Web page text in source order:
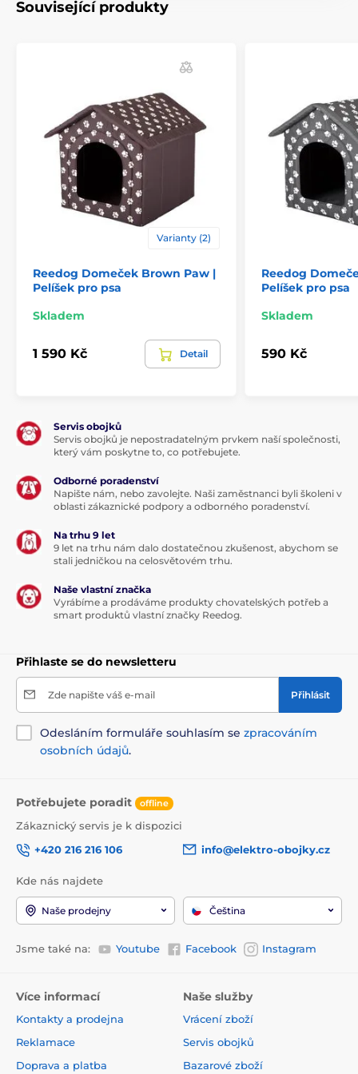
Velikost pelíšku:
Velikost domečku XS (32 x 38 x 38 cm), malá
plemena psů: výška psa do 30 cm - jorkšírský teriér,
čivava, trpasličí jezevčík
Velikost domečku S
plemena s výškou do 35 cm
Velikost domečku M
výška psa 30 - 40 cm, - bišonek, baset, brazilský
Velikost domečku L
(55 x 60 x 60 cm), střední psí
plemeno, výška psa 40 - 50 cm, - baset, kokršpaněl,
francouzský buldoček
střední plemeno, výška psa 45 - 55 cm - bearded
kolie, čau-čau, dunker, harrier, frízský ohař
australský ovčák, eurasier, francouzský ohař
Technické specifikace se mohou změnit bez
ilustrativní charakter.
Související produkty
Varianty (2)
Reedog Domeček Brown Paw |
Pelíšek pro psa
Skladem
1 590 Kč Detail
Reedog
Pelíšek pro psa
Skladem
590 Kč
Servis obojků
Servis obojků je nepostradatelným prvkem naší společnosti,
který vám poskytne to, co potřebujete.
Odborné poradenství
Napište nám, nebo zavolejte. Naši zaměstnanci byli školeni v
oblasti zákaznické podpory a odborného poradenství.
Na trhu 9 let
9 let na trhu nám dalo dostatečnou zkušenost, abychom se
stali jedničkou na celosvětovém trhu.
Naše vlastní značka
Vyrábíme a prodáváme produkty chovatelských potřeb a
smart produktů vlastní značky Reedog.
Přihlaste se do newsletteru
Zde napište váš e-mail Přihlásit
Odesláním formuláře souhlasím se zpracováním
osobních údajů.
Potřebujete poradit offline
Zákaznický servis je k dispozici
+420 216 216 106
info@elektro-obojky.cz
Kde nás najdete
Naše prodejny Čeština
Jsme také na: Youtube Facebook Instagram
Více informací
Kontakty a prodejna
Reklamace
Doprava a platba
Naše služby
Vrácení zboží
Servis obojků
Bazarové zboží